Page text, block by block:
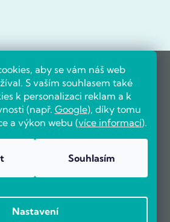
aby se vám náš web
S vaším souhlasem také
k personalizaci reklam a k
(např. Google), díky tomu
a výkon webu (více informací).
Souhlasím
Nastavení